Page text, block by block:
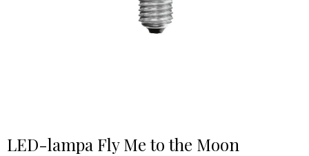
LED-lampa Fly Me to the Moon